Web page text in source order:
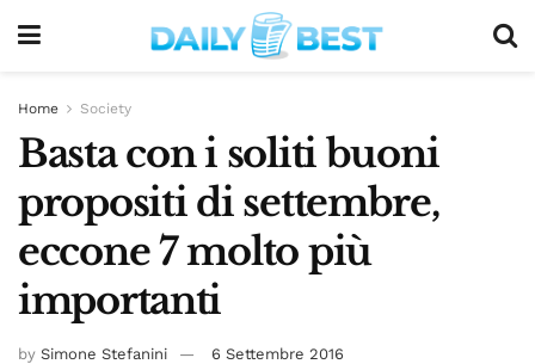
Home Society
Basta con i soliti buoni
propositi di settembre,
eccone 7 molto più
importanti
by Simone Stefanini 6 Settembre 2016